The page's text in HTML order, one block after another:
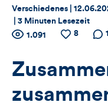
Thema:
Verschiedenes | Datum:
3 Minuten Lesezeit
Zähler
für
Views,
Anzahl
1.091
Anzahl
8 1